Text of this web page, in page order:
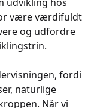
være værdifuldt
og udfordre
fordi
naturlige
Når vi